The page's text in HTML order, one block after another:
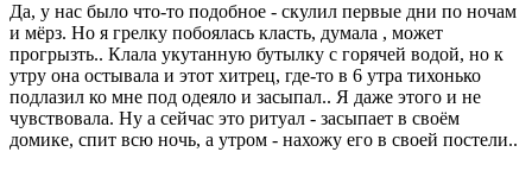
Да, у нас было что-то подобное - скулил первые дни по ночам
и мёрз. Но я грелку побоялась класть, думала , может
прогрызть.. Клала укутанную бутылку с горячей водой, но к
утру она остывала и этот хитрец, где-то в 6 утра тихонько
подлазил ко мне под одеяло и засыпал.. Я даже этого и не
чувствовала. Ну а сейчас это ритуал - засыпает в своём
домике, спит всю ночь, а утром - нахожу его в своей постели..